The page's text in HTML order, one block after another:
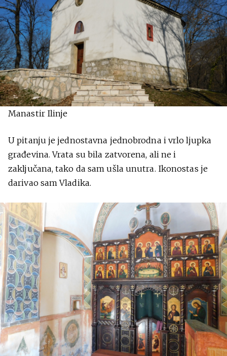
Manastir Ilinje
U pitanju je jednostavna jednobrodna i vrlo ljupka
građevina. Vrata su bila zatvorena, ali ne i
zaključana, tako da sam ušla unutra. Ikonostas je
darivao sam Vladika.